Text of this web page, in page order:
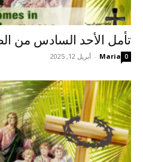
تأمل الأحد السادس من
Maria
- أبريل 12, 2025 0